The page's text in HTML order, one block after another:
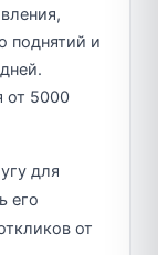
поднятий и
от 5000
для
его
от